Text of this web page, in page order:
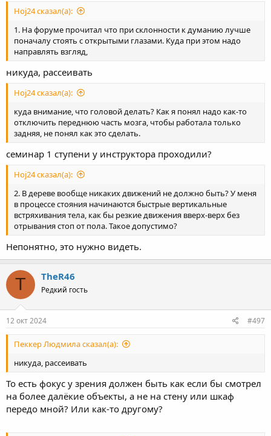
Hoj24 сказал(а):
1. На форуме прочитал что при склонности к думанию лучше
поначалу стоять с открытыми глазами. Куда при этом надо
направлять взгляд,
никуда, рассеивать
Hoj24 сказал(а):
куда внимание, что головой делать? Как я понял надо как-то
отключить переднюю часть мозга, чтобы работала только
задняя, не понял как это сделать.
семинар 1 ступени у инструктора проходили?
Hoj24 сказал(а):
2. В дереве вообще никаких движений не должно быть? У меня
в процессе стояния начинаются быстрые вертикальные
встряхивания тела, как бы резкие движения вверх-верх без
отрывания стоп от пола. Такое допустимо?
Непонятно, это нужно видеть.
T TheR46
Редкий гость
12 окт 2024 #497
Пеккер Людмила сказал(а):
никуда, рассеивать
То есть фокус у зрения должен быть как если бы смотрел
на более далёкие объекты, а не на стену или шкаф
передо мной? Или как-то другому?